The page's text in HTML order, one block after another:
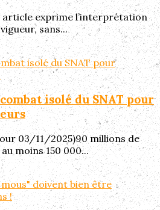
exprime l’interprétation
sans...
isolé du SNAT pour
03/11/2025)90 millions de
moins 150 000...